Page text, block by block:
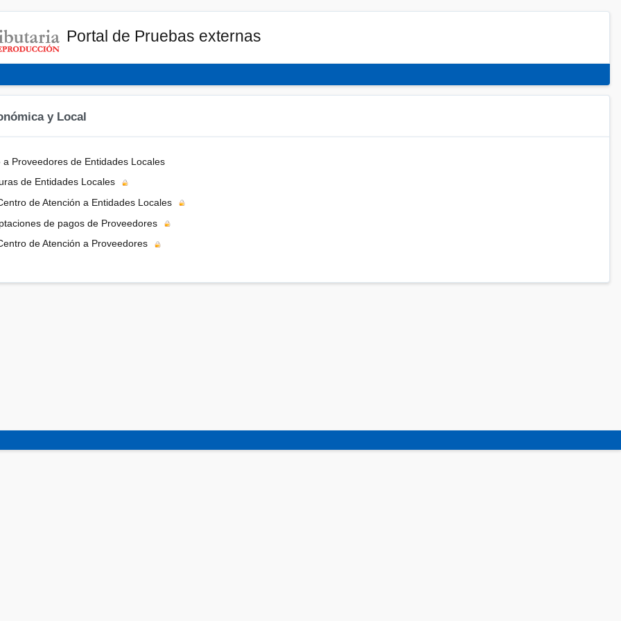
Portal de Pruebas externas
y Local
Proveedores de Entidades Locales
de Entidades Locales
de Atención a Entidades Locales
de pagos de Proveedores
de Atención a Proveedores